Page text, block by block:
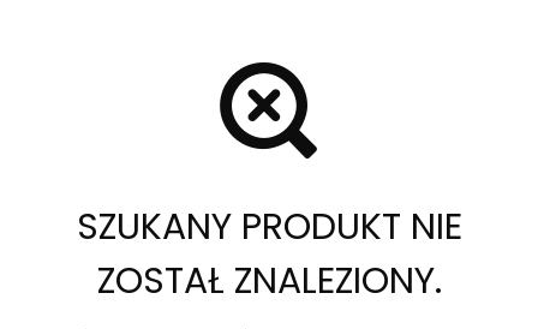
SZUKANY PRODUKT NIE
ZOSTAŁ ZNALEZIONY.